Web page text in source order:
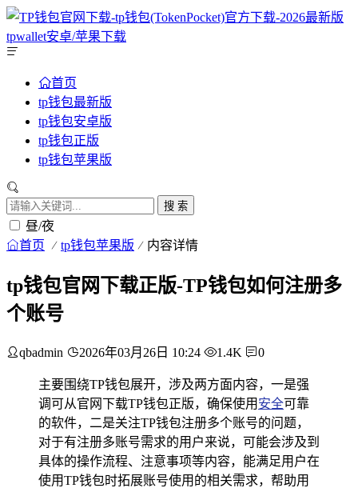
首页
tp钱包最新版
tp钱包安卓版
tp钱包正版
tp钱包苹果版
搜 索
昼/夜
首页 tp钱包苹果版 内容详情
tp钱包官网下载正版-TP钱包如何注册多
个账号
qbadmin 2026年03月26日 10:24 1.4K 0
主要围绕TP钱包展开，涉及两方面内容，一是强
调可从官网下载TP钱包正版，确保使用 安全可靠
的软件，二是关注TP钱包注册多个账号的问题，
对于有注册多账号需求的用户来说，可能会涉及到
具体的操作流程、注意事项等内容，能满足用户在
使用TP钱包时拓展账号使用的相关需求，帮助用